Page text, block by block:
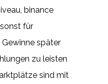
binance
für
später
zu leisten
sind mit